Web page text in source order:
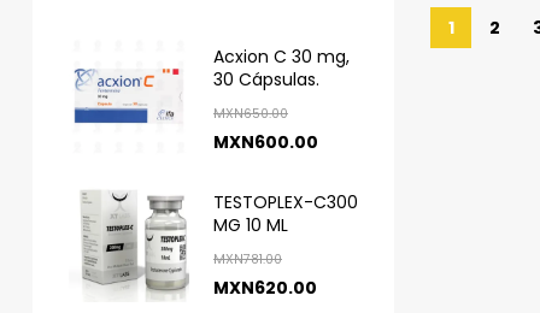
1 2
Acxion C 30 mg,
30 Cápsulas.
MXN650.00
MXN600.00
TESTOPLEX-C300
MG 10 ML
MXN781.00
MXN620.00